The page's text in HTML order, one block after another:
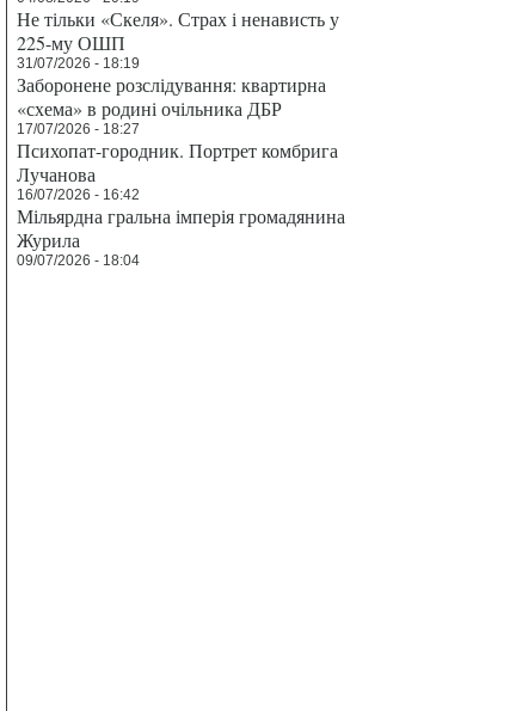
Не тільки «Скеля». Страх і ненависть у
225-му ОШП
31/07/2026 - 18:19
Заборонене розслідування: квартирна
«схема» в родині очільника ДБР
17/07/2026 - 18:27
Психопат-городник. Портрет комбрига
Лучанова
16/07/2026 - 16:42
Мільярдна гральна імперія громадянина
Журила
09/07/2026 - 18:04